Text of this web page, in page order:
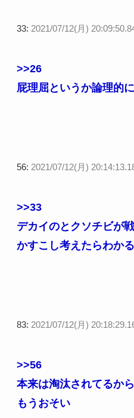
33: 2021/07/12(月)
>>26
屁理屈というか論理的
56: 2021/07/12(月)
>>33
デカイのとクソチビが
かすこし考えたらわか
83: 2021/07/12(月)
>>56
本来は淘汰されてるか
もうおそい